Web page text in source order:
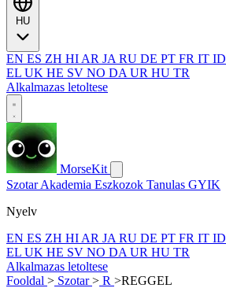
EN ES ZH HI AR JA RU DE PT FR IT ID
EL UK HE SV NO DA UR HU TR
Alkalmazas letoltese
MorseKit
SzotarAkademia Eszkozok Tanulas GYIK
Nyelv
EN ES ZH HI AR JA RU DE PT FR IT ID
EL UK HE SV NO DA UR HU TR
Alkalmazas letoltese
Fooldal > Szotar> R >REGGEL